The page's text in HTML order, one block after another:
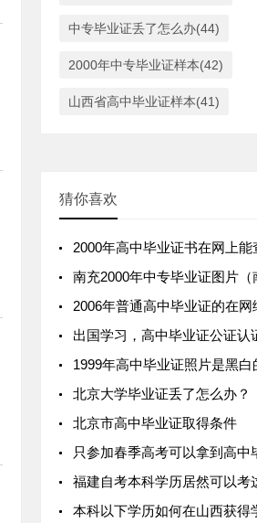
中专毕业证丢了怎么办(44)
2000年中专毕业证样本(42)
山西省高中毕业证样本(41)
猜你喜欢
2000年高中毕业证书在网上能
南充2000年中专毕业证图片（南充市中专
2006年普通高中毕业证的在网络上可以
出国学习，高中毕业证公证认证怎
1999年高中毕业证照片是黑白
北京大学毕业证丢了怎么办？
北京市高中毕业证取得条件
只参加春季高考可以拿到高中毕业证吗
福建自考本科学历居然可以考这么多高含
本科以下学历如何在山西获得学士